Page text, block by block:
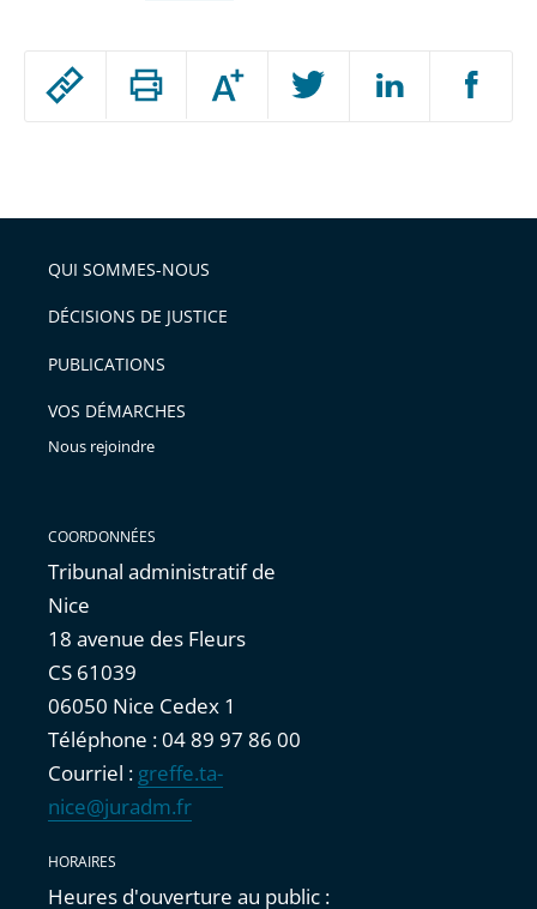
Passer
arriver
après
Augmenter
ou
l'article
pour
avant
QUI SOMMES-NOUS
DÉCISIONS DE JUSTICE
PUBLICATIONS
VOS DÉMARCHES
Nous rejoindre
COORDONNÉES
Tribunal administratif de
Nice
18 avenue des Fleurs
CS 61039
06050 Nice Cedex 1
Téléphone : 04 89 97 86 00
Courriel : greffe.ta-
nice@juradm.fr
HORAIRES
Heures d'ouverture au public :